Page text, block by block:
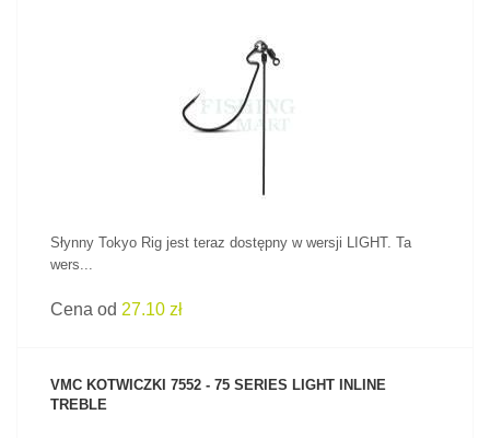
ZOBACZ PRODUKT
Słynny Tokyo Rig jest teraz dostępny w wersji LIGHT. Ta
wers...
Cena od 27.10 zł
VMC KOTWICZKI 7552 - 75 SERIES LIGHT INLINE
TREBLE